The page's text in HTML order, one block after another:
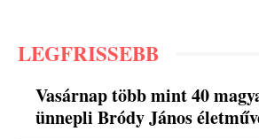
LEGFRISSEBB
Vasárnap több mint 40
ünnepli Bródy János